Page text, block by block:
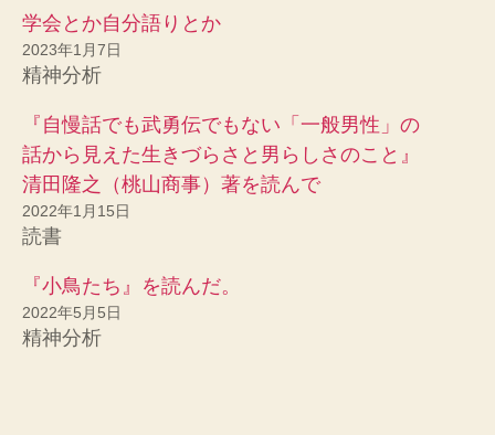
学会とか自分語りとか
2023年1月7日
精神分析
『自慢話でも武勇伝でもない「一般男性」の
話から見えた生きづらさと男らしさのこと』
清田隆之（桃山商事）著を読んで
2022年1月15日
読書
『小鳥たち』を読んだ。
2022年5月5日
精神分析